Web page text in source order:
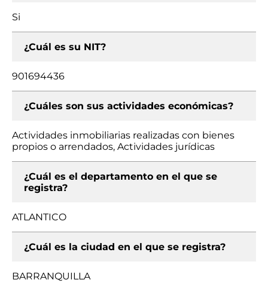
Si
¿Cuál es su NIT?
901694436
¿Cuáles son sus actividades económicas?
Actividades inmobiliarias realizadas con bienes
propios o arrendados, Actividades jurídicas
¿Cuál es el departamento en el que se
registra?
ATLANTICO
¿Cuál es la ciudad en el que se registra?
BARRANQUILLA